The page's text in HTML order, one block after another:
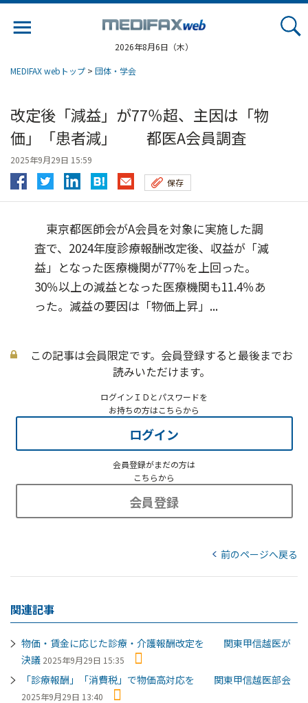
2026年8月6日（木）
MEDIFAX webトップ > 団体・学会
改定後「減益」が77％超、主因は「物
価」「患者減」 都医A会員調査
2025年9月29日 15:59
保存
東京都医師会がA会員を対象に実施した調
査で、2024年度診療報酬改定後、収益が「減
益」となった医療機関が77％を上回った。
30％以上の減益となった医療機関も11.4％あ
った。減益の要因は「物価上昇」...
この記事は会員限定です。会員登録すると最後までお
読みいただけます。
ログインＩＤとパスワードを
お持ちの方はこちらから
ログイン
会員登録がまだの方は
こちらから
会員登録
前のページへ戻る
関連記事
物価・賃金に応じた診療・介護報酬改定を 関東甲信越医が
決議 2025年9月29日 15:35
「診療報酬」「消費税」で物価高対応を 関東甲信越医部会
2025年9月29日 13:40